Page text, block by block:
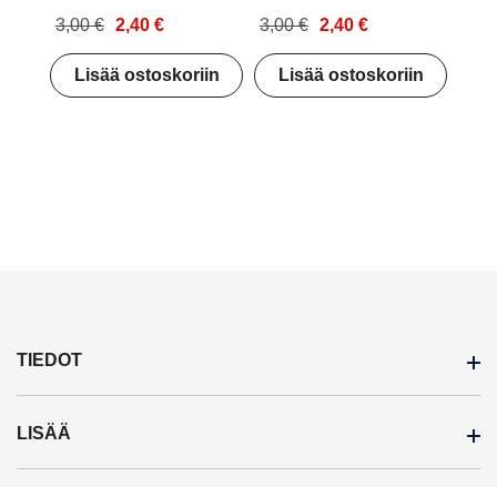
3,00 € 2,40 €
Lisää ostoskoriin
3,00 € 2,40 €
Lisää ostoskoriin
TIEDOT
Maksutavat
LISÄÄ